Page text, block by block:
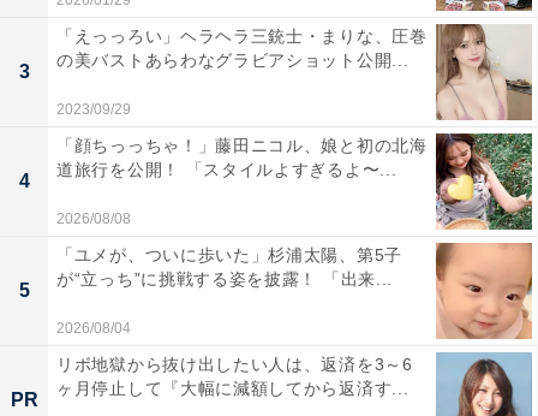
3
「えっっろい」ヘラヘラ三銃士・まりな、圧巻
の美バストあらわなグラビアショット公開...
2023/09/29
4
「顔ちっっちゃ！」藤田ニコル、娘と初の北海
道旅行を公開！ 「スタイルよすぎるよ〜...
2026/08/08
5
「ユメが、ついに歩いた」杉浦太陽、第5子
が“立っち”に挑戦する姿を披露！ 「出来...
2026/08/04
PR
リボ地獄から抜け出したい人は、返済を3～6
ヶ月停止して『大幅に減額してから返済す...